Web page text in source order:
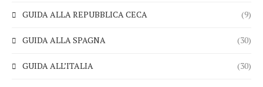
GUIDA ALLA REPUBBLICA CECA (9)
GUIDA ALLA SPAGNA (30)
GUIDA ALL’ITALIA (30)